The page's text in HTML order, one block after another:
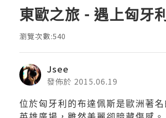
東歐之旅 - 遇上匈牙
瀏覽次數:540
Jsee
發佈於 2015.06.19
位於匈牙利的布達佩斯是歐洲著